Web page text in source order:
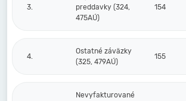
3.
preddavky (324,
475AÚ)
154
4.
Ostatné záväzky
(325, 479AÚ)
155
Nevyfakturované